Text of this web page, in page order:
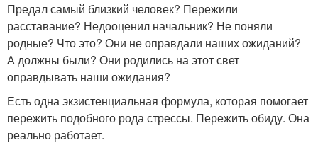
Предал самый близкий человек? Пережили
расставание? Недооценил начальник? Не поняли
родные? Что это? Они не оправдали наших ожиданий?
А должны были? Они родились на этот свет
оправдывать наши ожидания?
Есть одна экзистенциальная формула, которая помогает
пережить подобного рода стрессы. Пережить обиду. Она
реально работает.